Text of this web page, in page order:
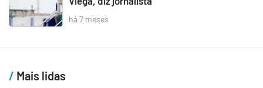
há 7 meses
Mais lidas